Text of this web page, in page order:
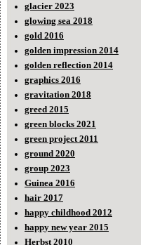
glacier 2023
glowing sea 2018
gold 2016
golden impression 2014
golden reflection 2014
graphics 2016
gravitation 2018
greed 2015
green blocks 2021
green project 2011
ground 2020
group 2023
Guinea 2016
hair 2017
happy childhood 2012
happy new year 2015
Herbst 2010